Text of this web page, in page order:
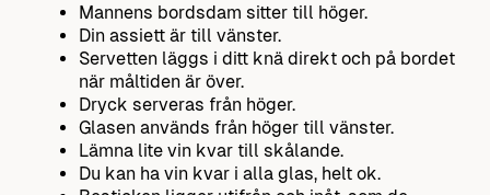
Mannens bordsdam sitter till höger.
Din assiett är till vänster.
Servetten läggs i ditt knä direkt och på bordet
när måltiden är över.
Dryck serveras från höger.
Glasen används från höger till vänster.
Lämna lite vin kvar till skålande.
Du kan ha vin kvar i alla glas, helt ok.